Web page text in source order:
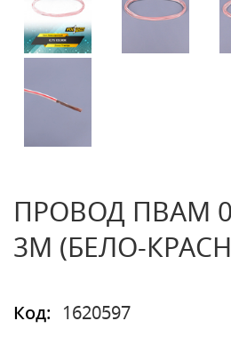
ПРОВОД ПВАМ
3М (БЕЛО-
Код:
1620597